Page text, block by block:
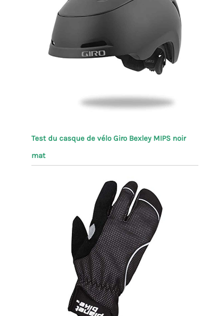
Test du casque de vélo Giro Bexley MIPS noir
mat